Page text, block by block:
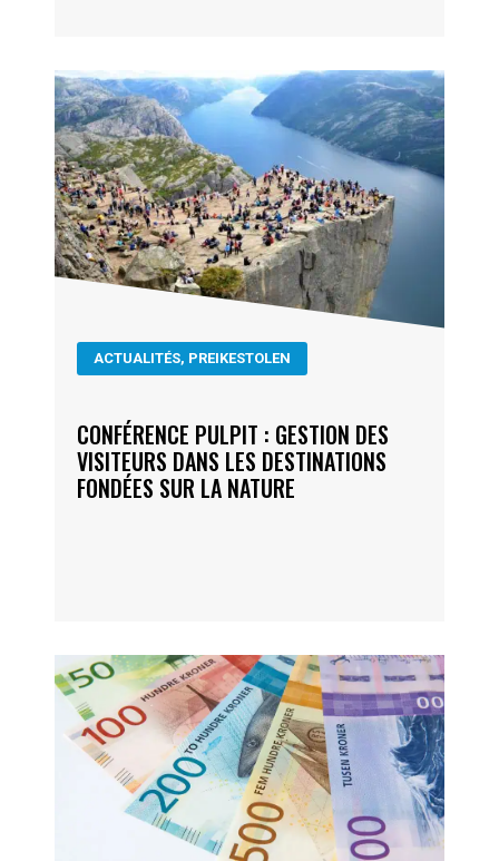
ACTUALITÉS, PREIKESTOLEN
CONFÉRENCE PULPIT : GESTION DES
VISITEURS DANS LES DESTINATIONS
FONDÉES SUR LA NATURE